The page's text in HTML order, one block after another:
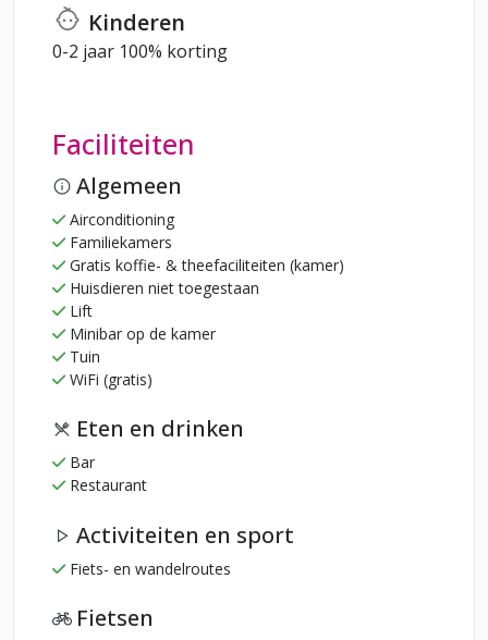
Kinderen
0-2 jaar 100% korting
Faciliteiten
Algemeen
Airconditioning
Familiekamers
Gratis koffie- & theefaciliteiten (kamer)
Huisdieren niet toegestaan
Lift
Minibar op de kamer
Tuin
WiFi (gratis)
Eten en drinken
Bar
Restaurant
Activiteiten en sport
Fiets- en wandelroutes
Fietsen